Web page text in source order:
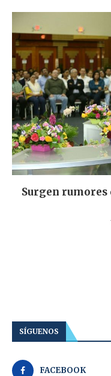
Surgen rumores
SÍGUENOS
FACEBOOK